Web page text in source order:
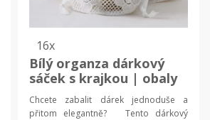
16x
Bílý organza dárkový
sáček s krajkou | obaly
Chcete zabalit dárek jednoduše a
přitom elegantně? Tento dárkový